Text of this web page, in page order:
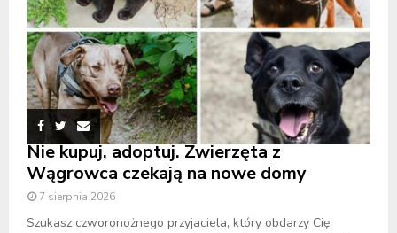
Nie kupuj, adoptuj. Zwierzęta z
Wągrowca czekają na nowe domy
7 sierpnia 2026
Szukasz czworonożnego przyjaciela, który obdarzy Cię